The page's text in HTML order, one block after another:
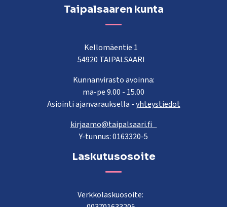
Taipalsaaren kunta
Kellomäentie 1
54920 TAIPALSAARI
Kunnanvirasto avoinna:
ma-pe 9.00 - 15.00
Asiointi ajanvarauksella -yhteystiedot
kirjaamo@taipalsaari.fi
Y-tunnus: 0163320-5
Laskutusosoite
Verkkolaskuosoite: